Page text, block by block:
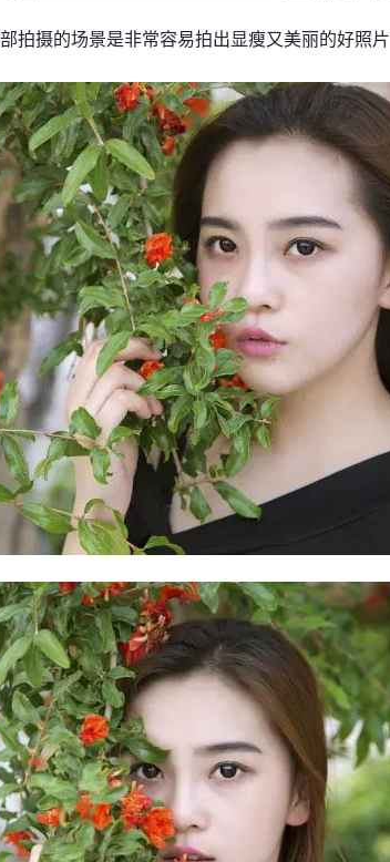
拍摄的场景是非常容易拍出显瘦又美丽的好照片